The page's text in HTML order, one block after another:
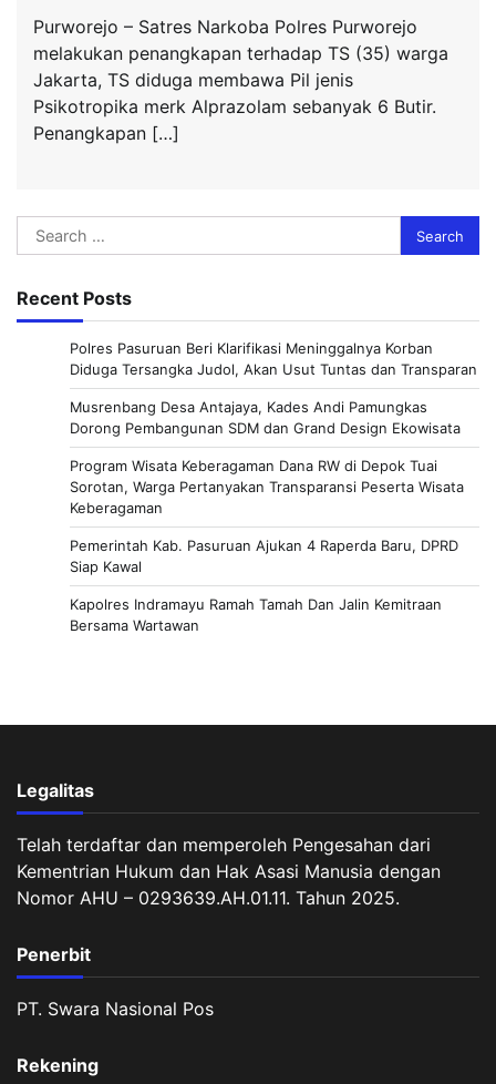
Purworejo – Satres Narkoba Polres Purworejo
melakukan penangkapan terhadap TS (35) warga
Jakarta, TS diduga membawa Pil jenis
Psikotropika merk Alprazolam sebanyak 6 Butir.
Penangkapan […]
Search
for:
Recent Posts
Polres Pasuruan Beri Klarifikasi Meninggalnya Korban
Diduga Tersangka Judol, Akan Usut Tuntas dan Transparan
Musrenbang Desa Antajaya, Kades Andi Pamungkas
Dorong Pembangunan SDM dan Grand Design Ekowisata
Program Wisata Keberagaman Dana RW di Depok Tuai
Sorotan, Warga Pertanyakan Transparansi Peserta Wisata
Keberagaman
Pemerintah Kab. Pasuruan Ajukan 4 Raperda Baru, DPRD
Siap Kawal
Kapolres Indramayu Ramah Tamah Dan Jalin Kemitraan
Bersama Wartawan
Legalitas
Telah terdaftar dan memperoleh Pengesahan dari
Kementrian Hukum dan Hak Asasi Manusia dengan
Nomor AHU – 0293639.AH.01.11. Tahun 2025.
Penerbit
PT. Swara Nasional Pos
Rekening